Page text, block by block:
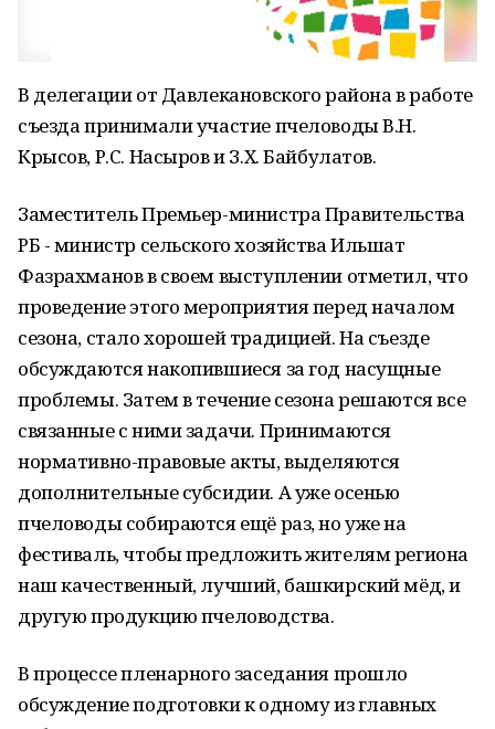
В делегации от Давлекановского района в работе
съезда принимали участие пчеловоды В.Н.
Крысов, Р.С. Насыров и З.Х. Байбулатов.
Заместитель Премьер-министра Правительства
РБ - министр сельского хозяйства Ильшат
Фазрахманов в своем выступлении отметил, что
проведение этого мероприятия перед началом
сезона, стало хорошей традицией. На съезде
обсуждаются накопившиеся за год насущные
проблемы. Затем в течение сезона решаются все
связанные с ними задачи. Принимаются
нормативно-правовые акты, выделяются
дополнительные субсидии. А уже осенью
пчеловоды собираются ещё раз, но уже на
фестиваль, чтобы предложить жителям региона
наш качественный, лучший, башкирский мёд, и
другую продукцию пчеловодства.
В процессе пленарного заседания прошло
обсуждение подготовки к одному из главных